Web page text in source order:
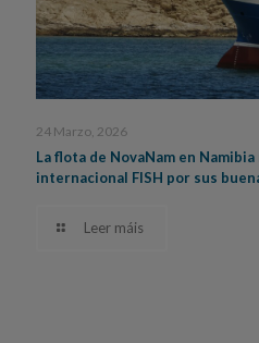
24 Marzo, 2026
La flota de NovaNam en
internacional FISH por sus
Leer máis